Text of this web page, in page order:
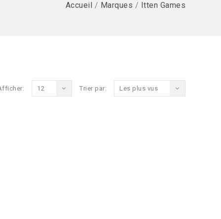
Accueil / Marques / Itten Games
Trier par: Les plus vus
12